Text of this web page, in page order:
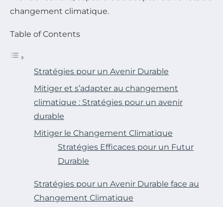
changement climatique.
Table of Contents
Stratégies pour un Avenir Durable
Mitiger et s’adapter au changement
climatique : Stratégies pour un avenir
durable
Mitiger le Changement Climatique
Stratégies Efficaces pour un Futur
Durable
Stratégies pour un Avenir Durable face au
Changement Climatique